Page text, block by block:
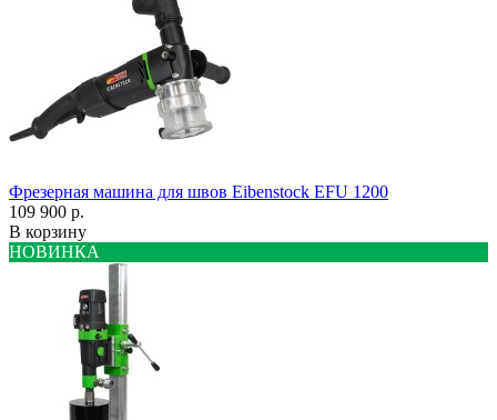
Фрезерная машина для швов Eibenstock EFU 1200
109 900 р.
В корзину
НОВИНКА